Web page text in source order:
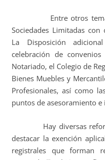
Entre otros temas,
Sociedades Limitadas con
La Disposición
celebración de
Notariado, el Colegio de
Bienes Muebles y
Profesionales, así como
puntos de asesoramiento e
Hay diversas
destacar la exención
registrales que forman